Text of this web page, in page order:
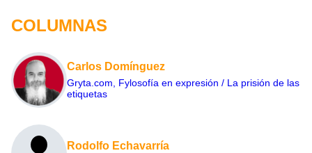
COLUMNAS
Carlos Domínguez
Gryta.com, Fylosofía en expresión / La prisión de las
etiquetas
Rodolfo Echavarría